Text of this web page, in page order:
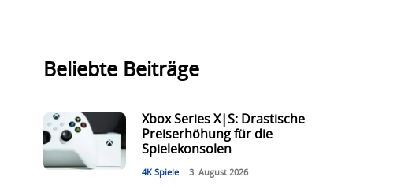
Beliebte Beiträge
Xbox Series X|S: Drastische
Preiserhöhung für die
Spielekonsolen
4K Spiele 3. August 2026